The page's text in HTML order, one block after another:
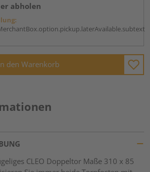
abholen
den Warenkorb
CLEO Doppeltor Maße 310 x 85